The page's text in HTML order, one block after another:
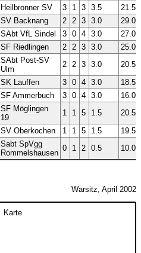
Heilbronner SV 3 1 3 3.5
21.5
SV Backnang 2 2 3 3.0
29.0
SAbt VfL Sindel 3 0 4 3.0
27.0
SF Riedlingen 2 2 3 3.0
25.0
SAbt Post-SV
Ulm
2 2 3 3.0
20.5
SK Lauffen 3 0 4 3.0
18.5
SF Ammerbuch 3 0 4 3.0
16.0
SF Möglingen
19
1 1 5 1.5
20.5
SV Oberkochen 1 1 5 1.5
19.5
Sabt SpVgg
Rommelshausen
0 1 2 0.5 10.0
Warsitz, April 2002